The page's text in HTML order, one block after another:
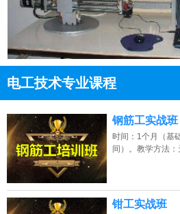
电工技术专业课程
点击免费咨询电话：钢筋工实战班
时间：1个月（基
间）。教学方法
钳工实战班